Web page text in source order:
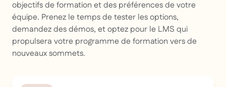
objectifs de formation et des préférences de votre
équipe. Prenez le temps de tester les options,
demandez des démos, et optez pour le LMS qui
propulsera votre programme de formation vers de
nouveaux sommets.